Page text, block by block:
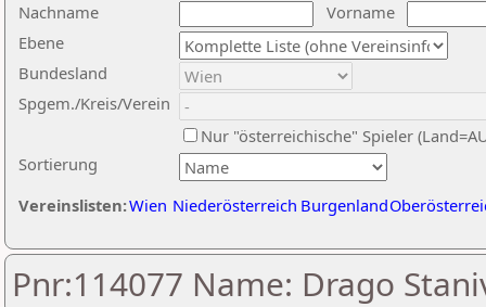
Nachname
Vorname
Ebene
Sortierung
Bundesland
Spgem./Kreis/Verein
Nur "österreichische" Spieler
Vereinslisten:Wien Niederösterreich Burgenland
Pnr:114077 Name: Drago